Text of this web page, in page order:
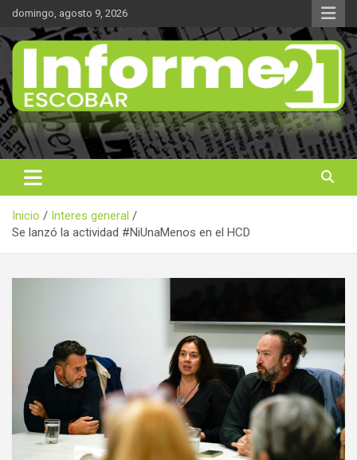
Saltar
contenido
domingo, agosto 9, 2026
Informe 21
Noticas reales
Inicio
Interes general
Se lanzó la actividad #NiUnaMenos en el HCD